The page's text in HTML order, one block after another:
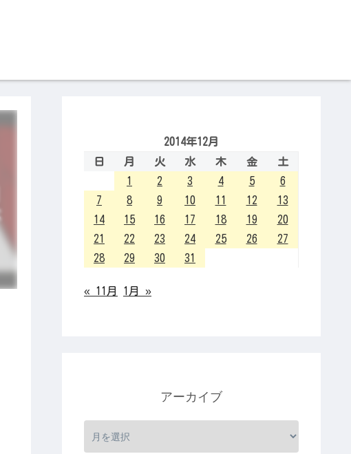
2014年12月
日
月 火 水 木 金
土
1
2 3 4 5
6
7
8 9 10 11 12
13
14
15 16 17 18 19
20
21
22 23 24 25 26
27
28
29 30 31
« 11月 1月 »
アーカイブ